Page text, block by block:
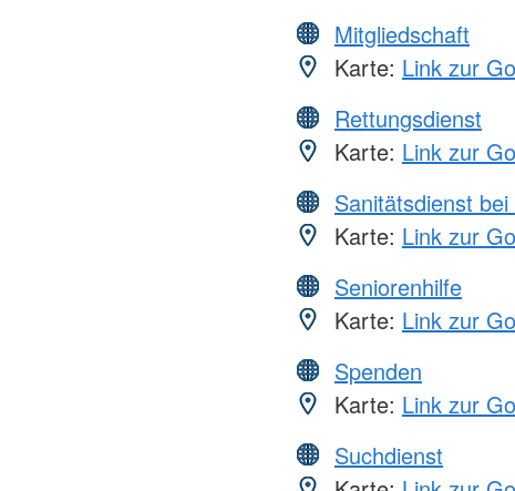
Mitgliedschaft
Karte: Link zur
Rettungsdienst
Karte: Link zur
Sanitätsdienst
Karte: Link zur
Seniorenhilfe
Karte: Link zur
Spenden
Karte: Link zur
Suchdienst